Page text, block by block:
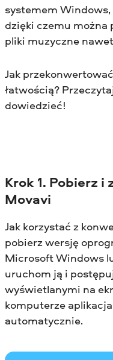
systemem
dzięki czemu można
pliki muzyczne
Jak
łatwością?
dowiedzieć!
Krok 1. Pobierz
Movavi
Jak korzystać z
pobierz wersję
Microsoft Windows
uruchom ją i
wyświetlanymi na
komputerze
automatycznie.